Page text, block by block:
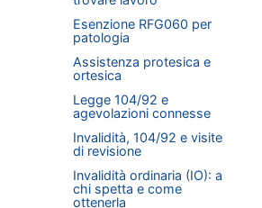
Esenzione RFG060 per
patologia
Assistenza protesica e
ortesica
Legge 104/92 e
agevolazioni connesse
Invalidità, 104/92 e visite
di revisione
Invalidità ordinaria (IO): a
chi spetta e come
ottenerla